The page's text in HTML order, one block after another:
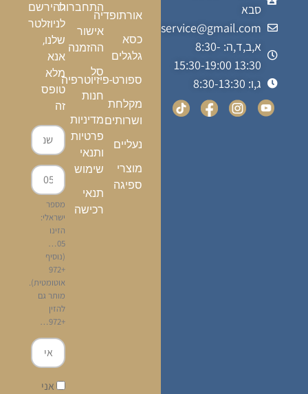
סבא
kalfonmedicalservice@gmail.com
א,ב,ד,ה: 8:30-
13:30 15:30-19:00
ג,ו: 8:30-13:30
אורתופדיה
כסא
גלגלים
ספורט-פיזיוטרפיה
מקלחת
ושרותים
נעליים
מוצרי
ספיגה
התחברות
אישור
ההזמנה
סל
חנות
מדיניות
פרטיות
ותנאי
שימוש
תנאי
רכישה
להירשם
לניוזלטר
שלנו,
אנא
מלא
טופס
זה
מספר
ישראלי:
הזינו
05…
(נוסיף
+972
אוטומטית).
מותר גם
להזין
+972…
אני